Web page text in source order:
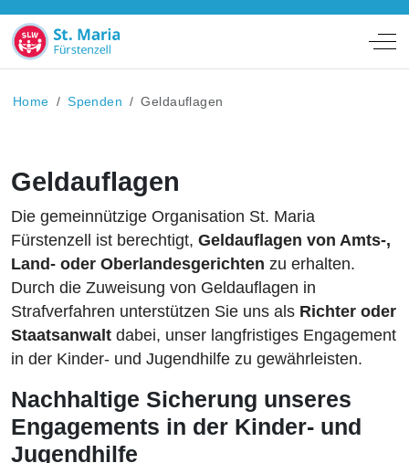
Home Spenden Geldauflagen
Geldauflagen
Die gemeinnützige Organisation St. Maria
Fürstenzell ist berechtigt, Geldauflagen von Amts-,
Land- oder Oberlandesgerichten zu erhalten.
Durch die Zuweisung von Geldauflagen in
Strafverfahren unterstützen Sie uns als Richter oder
Staatsanwalt dabei, unser langfristiges Engagement
in der Kinder- und Jugendhilfe zu gewährleisten.
Nachhaltige Sicherung unseres
Engagements in der Kinder- und
Jugendhilfe